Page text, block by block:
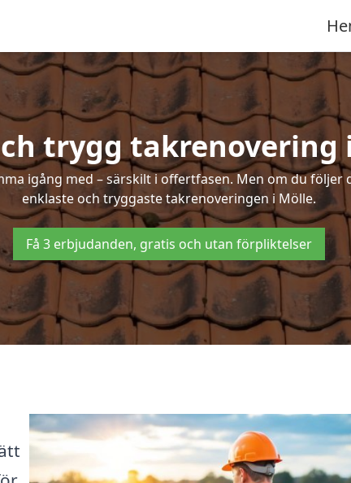
trygg takrenovering
igång med – särskilt i offertfasen. Men om du
enklaste och tryggaste takrenoveringen i Mölle.
Få 3 erbjudanden, gratis och utan förpliktelser